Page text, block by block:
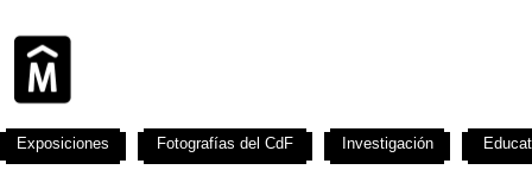
Exposiciones Fotografías del CdF Investigación